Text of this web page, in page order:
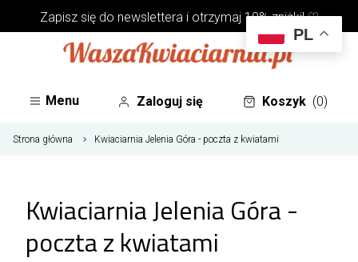
Zapisz się do newsletterai otrzymaj 10% zniżki! ♡
Menu Zaloguj się Koszyk (0)
Strona główna Kwiaciarnia Jelenia Góra - poczta z kwiatami
Kwiaciarnia Jelenia Góra -
poczta z kwiatami
PL